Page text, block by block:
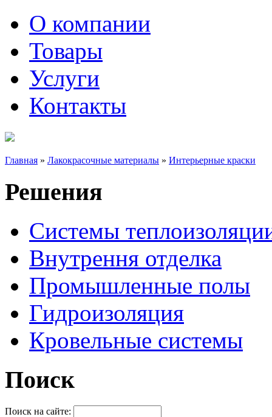
О компании
Товары
Услуги
Контакты
Главная » Лакокрасочные материалы » Интерьерные краски
Решения
Системы
Внутрення отделка
Промышленные полы
Гидроизоляция
Кровельные системы
Поиск
Поиск на сайте: